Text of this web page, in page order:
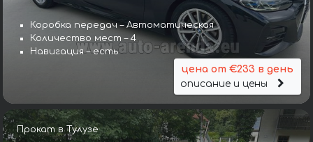
Коробка передач – Автоматическая
Количество мест – 4
Навигация – есть
цена от €233 в день
описание и цены
Прокат в Тулузе